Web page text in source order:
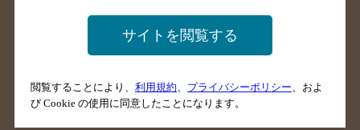
掲載店舗様ログイン
サイトマップ ご意見・ご感想
サイトを閲覧する
閲覧することにより、 利用規約、 プライバシーポリシー、およ
び Cookie の使用に同意したことになります。